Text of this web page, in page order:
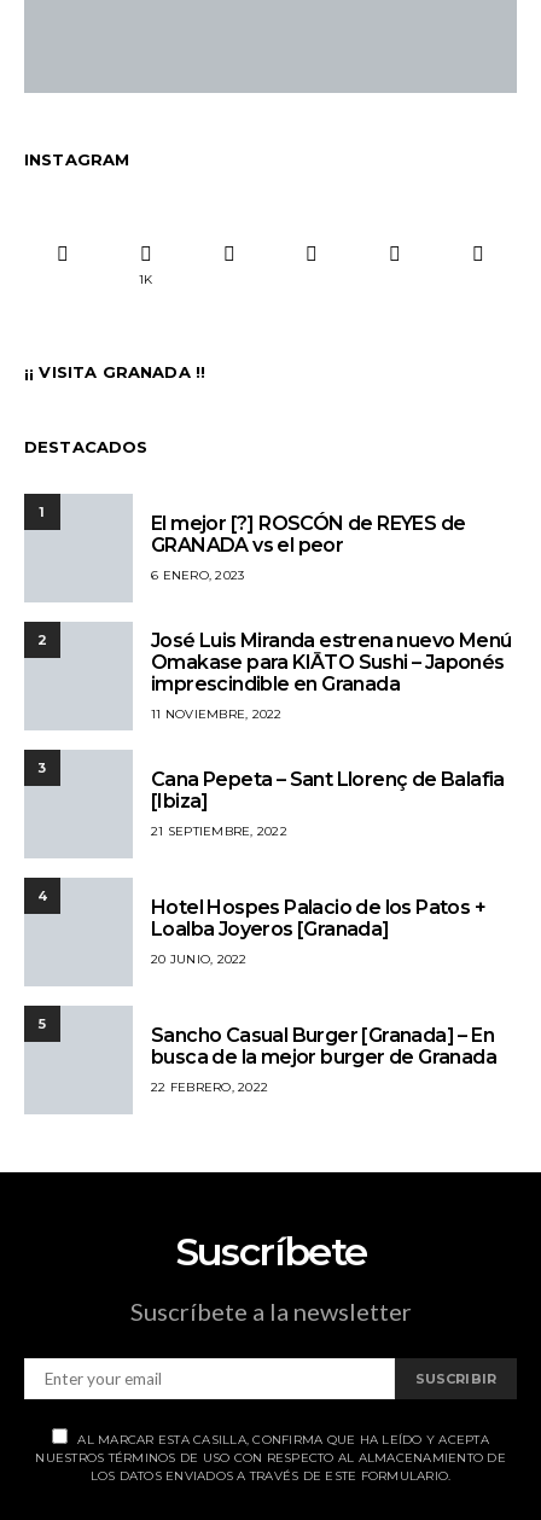
INSTAGRAM
1K
¡¡ VISITA GRANADA !!
DESTACADOS
1
El mejor [?] ROSCÓN de REYES de
GRANADA vs el peor
6 ENERO, 2023
2
José Luis Miranda estrena nuevo Menú
Omakase para KIĀTO Sushi – Japonés
imprescindible en Granada
11 NOVIEMBRE, 2022
3
Cana Pepeta – Sant Llorenç de Balafia
[Ibiza]
21 SEPTIEMBRE, 2022
4
Hotel Hospes Palacio de los Patos +
Loalba Joyeros [Granada]
20 JUNIO, 2022
5
Sancho Casual Burger [Granada] – En
busca de la mejor burger de Granada
22 FEBRERO, 2022
Suscríbete
Suscríbete a la newsletter
SUSCRIBIR
AL MARCAR ESTA CASILLA, CONFIRMA QUE HA LEÍDO Y ACEPTA
NUESTROS TÉRMINOS DE USO CON RESPECTO AL ALMACENAMIENTO DE
LOS DATOS ENVIADOS A TRAVÉS DE ESTE FORMULARIO.